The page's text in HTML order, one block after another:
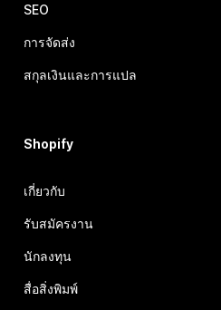
SEO
การจัดส่ง
สกุลเงินและการแปล
Shopify
เกี่ยวกับ
รับสมัครงาน
นักลงทุน
สื่อสิ่งพิมพ์